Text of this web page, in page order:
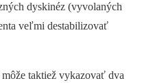
dyskinéz (vyvolaných
veľmi destabilizovať
taktiež vykazovať dva